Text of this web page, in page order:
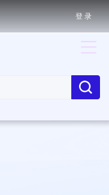
登 录